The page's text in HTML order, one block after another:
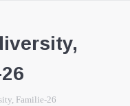
Familie-26